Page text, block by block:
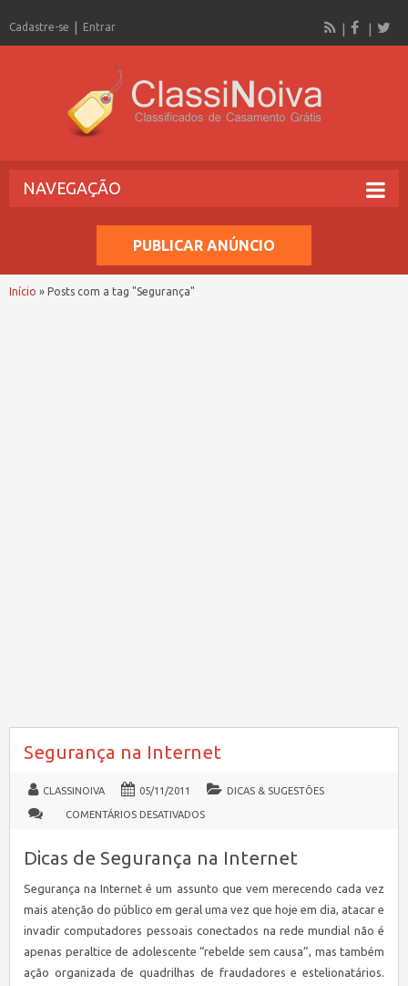
Cadastre-se Entrar
NAVEGAÇÃO
PUBLICAR ANÚNCIO
Início » Posts com a tag "Segurança"
Segurança na Internet
CLASSINOIVA 05/11/2011 DICAS & SUGESTÕES
COMENTÁRIOS DESATIVADOS
Dicas de Segurança na Internet
Segurança na Internet é um assunto que vem merecendo cada vez
mais atenção do público em geral uma vez que hoje em dia, atacar e
invadir computadores pessoais conectados na rede mundial não é
apenas peraltice de adolescente “rebelde sem causa”, mas também
ação organizada de quadrilhas de fraudadores e estelionatários.